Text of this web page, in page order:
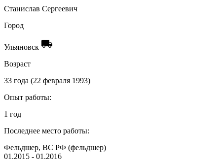
Станислав Сергеевич
Город
Ульяновск local_shipping
Возраст
33 года (22 февраля 1993)
Опыт работы:
1 год
Последнее место работы:
Фельдшер, ВС РФ (фельдшер)
01.2015 - 01.2016